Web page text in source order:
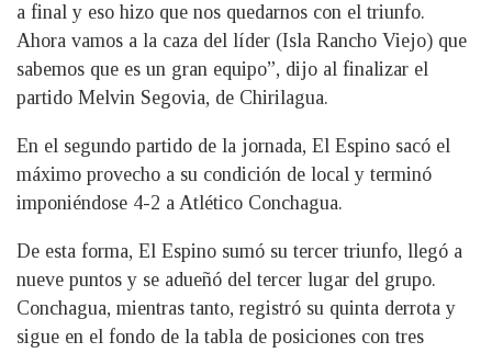
a final y eso hizo que nos quedarnos con el triunfo.
Ahora vamos a la caza del líder (Isla Rancho Viejo) que
sabemos que es un gran equipo”, dijo al finalizar el
partido Melvin Segovia, de Chirilagua.
En el segundo partido de la jornada, El Espino sacó el
máximo provecho a su condición de local y terminó
imponiéndose 4-2 a Atlético Conchagua.
De esta forma, El Espino sumó su tercer triunfo, llegó a
nueve puntos y se adueñó del tercer lugar del grupo.
Conchagua, mientras tanto, registró su quinta derrota y
sigue en el fondo de la tabla de posiciones con tres